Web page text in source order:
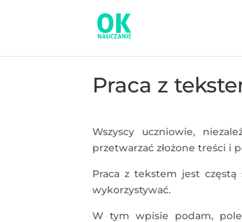
Praca z
Wszyscy uczniowie,
przetwarzać złożone treści i
Praca z tekstem jest
wykorzystywać.
W tym wpisie podam,